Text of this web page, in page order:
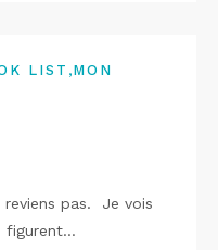
LIST ,MON
reviens pas. Je vois
figurent…